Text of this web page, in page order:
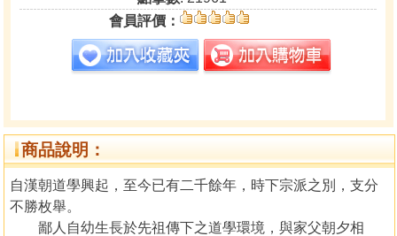
會員評價：
商品說明：
自漢朝道學興起，至今已有二千餘年，時下宗派之別，支分
不勝枚舉。
鄙人自幼生長於先祖傳下之道學環境，與家父朝夕相